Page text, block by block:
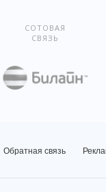
СОТОВАЯ
СВЯЗЬ
Обратная связь